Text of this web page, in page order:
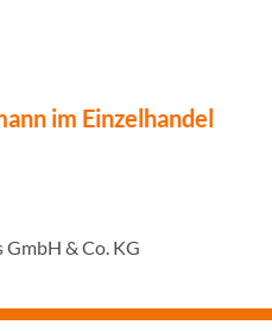
im Einzelhandel
& Co. KG